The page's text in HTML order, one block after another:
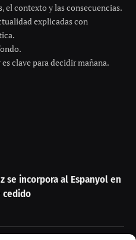
el contexto y las consecuencias.
explicadas con
clave para decidir mañana.
se incorpora al Espanyol en
cedido